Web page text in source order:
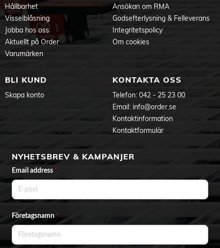
Hållbarhet
Visselblåsning
Jobba hos oss
Aktuellt på Order
Varumärken
Ansökan om RMA
Godsefterlysning & Felleverans
Integritetspolicy
Om cookies
BLI KUND
Skapa konto
KONTAKTA OSS
Telefon: 042 - 25 23 00
Email: info@order.se
Kontaktinformation
Kontaktformulär
NYHETSBREV & KAMPANJER
Email address *
Företagsnamn*